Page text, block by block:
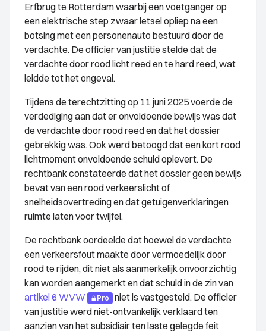
Erfbrug te Rotterdam waarbij een voetganger op
een elektrische step zwaar letsel opliep na een
botsing met een personenauto bestuurd door de
verdachte. De officier van justitie stelde dat de
verdachte door rood licht reed en te hard reed, wat
leidde tot het ongeval.
Tijdens de terechtzitting op 11 juni 2025 voerde de
verdediging aan dat er onvoldoende bewijs was dat
de verdachte door rood reed en dat het dossier
gebrekkig was. Ook werd betoogd dat een kort rood
lichtmoment onvoldoende schuld oplevert. De
rechtbank constateerde dat het dossier geen bewijs
bevat van een rood verkeerslicht of
snelheidsovertreding en dat getuigenverklaringen
ruimte laten voor twijfel.
De rechtbank oordeelde dat hoewel de verdachte
een verkeersfout maakte door vermoedelijk door
rood te rijden, dit niet als aanmerkelijk onvoorzichtig
kan worden aangemerkt en dat schuld in de zin van
artikel 6 WVW
Pro
niet is vastgesteld. De officier
van justitie werd niet-ontvankelijk verklaard ten
aanzien van het subsidiair ten laste gelegde feit